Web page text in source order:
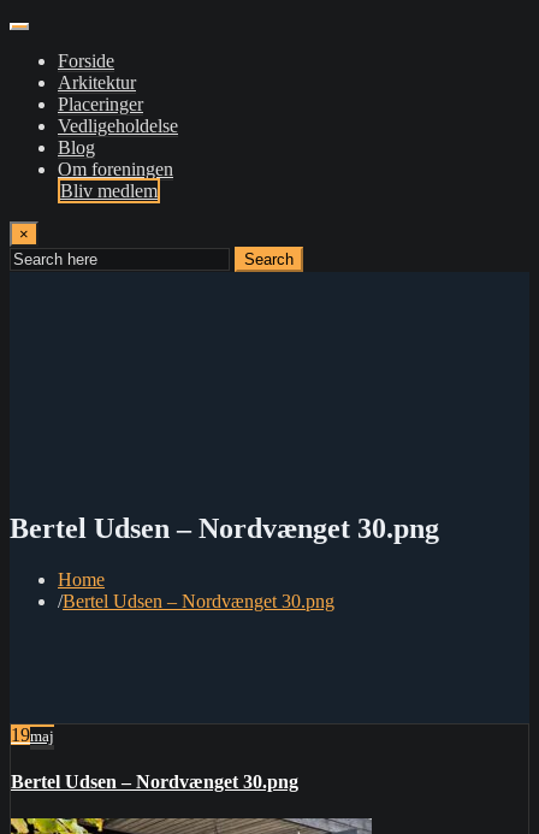
Forside
Arkitektur
Placeringer
Vedligeholdelse
Blog
Om foreningen
Bliv medlem
×
Search
Bertel Udsen – Nordvænget 30.png
Home
Bertel Udsen – Nordvænget 30.png
19maj
Bertel Udsen – Nordvænget 30.png